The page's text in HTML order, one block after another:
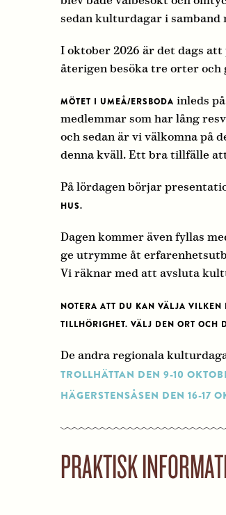
sedan kulturdagar i samband
I oktober 2026 är det dags
återigen besöka tre orter
MÖTET I UMEÅ/ERSBODA inleds
medlemmar som har lång
och sedan är vi välkomna på
denna kväll. Ett bra tillfälle
På lördagen börjar
HUS.
Dagen kommer även fyllas
ge utrymme åt
Vi räknar med att avsluta
NOTERA ATT DU KAN VÄLJA
TILLHÖRIGHET. VÄLJ DEN ORT OCH
De andra regionala
TROLLHÄTTAN DEN 9-10
HÄGERSTENSÅSEN DEN 16-17
PRAKTISK